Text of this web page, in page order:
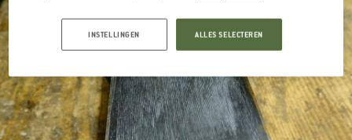
INSTELLINGEN ALLES SELECTEREN